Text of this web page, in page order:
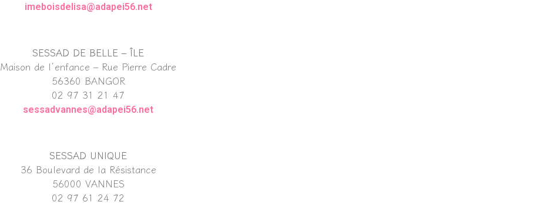
imeboisdelisa@adapei56.net
SESSAD DE BELLE – ÎLE
Maison de l’enfance – Rue Pierre Cadre
56360 BANGOR
02 97 31 21 47
sessadvannes@adapei56.net
SESSAD UNIQUE
36 Boulevard de la Résistance
56000 VANNES
02 97 61 24 72